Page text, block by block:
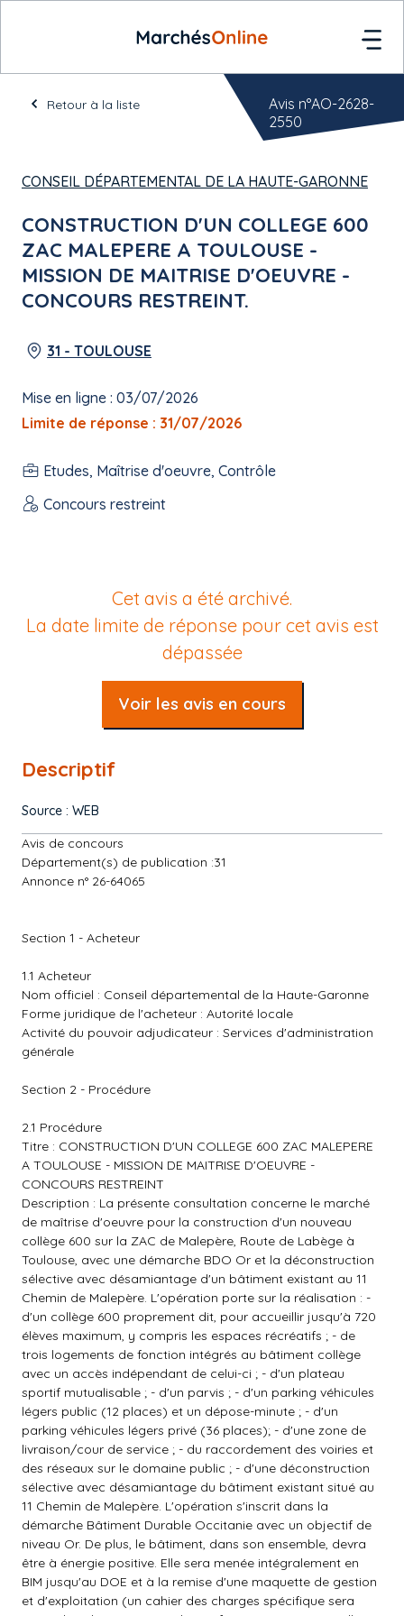
Retour à la liste
CONSEIL DÉPARTEMENTAL DE LA HAUTE-GARONNE
CONSTRUCTION D'UN COLLEGE 600
ZAC MALEPERE A TOULOUSE -
MISSION DE MAITRISE D'OEUVRE -
CONCOURS RESTREINT.
31 - TOULOUSE
Mise en ligne : 03/07/2026
Limite de réponse : 31/07/2026
Etudes, Maîtrise d'oeuvre, Contrôle
Concours restreint
Avis n°AO-2628-
2550
Cet avis a été archivé.
La date limite de réponse pour cet avis est
dépassée
Voir les avis en cours
Descriptif
Source : WEB
Avis de concours
Département(s) de publication :31
Annonce n° 26-64065
Section 1 - Acheteur
1.1 Acheteur
Nom officiel : Conseil départemental de la Haute-Garonne
Forme juridique de l'acheteur : Autorité locale
Activité du pouvoir adjudicateur : Services d'administration
générale
Section 2 - Procédure
2.1 Procédure
Titre : CONSTRUCTION D'UN COLLEGE 600 ZAC MALEPERE
A TOULOUSE - MISSION DE MAITRISE D'OEUVRE -
CONCOURS RESTREINT
Description : La présente consultation concerne le marché
de maîtrise d'oeuvre pour la construction d'un nouveau
collège 600 sur la ZAC de Malepère, Route de Labège à
Toulouse, avec une démarche BDO Or et la déconstruction
sélective avec désamiantage d'un bâtiment existant au 11
Chemin de Malepère. L'opération porte sur la réalisation : -
d'un collège 600 proprement dit, pour accueillir jusqu'à 720
élèves maximum, y compris les espaces récréatifs ; - de
trois logements de fonction intégrés au bâtiment collège
avec un accès indépendant de celui-ci ; - d'un plateau
sportif mutualisable ; - d'un parvis ; - d'un parking véhicules
légers public (12 places) et un dépose-minute ; - d'un
parking véhicules légers privé (36 places); - d'une zone de
livraison/cour de service ; - du raccordement des voiries et
des réseaux sur le domaine public ; - d'une déconstruction
sélective avec désamiantage du bâtiment existant situé au
11 Chemin de Malepère. L'opération s'inscrit dans la
démarche Bâtiment Durable Occitanie avec un objectif de
niveau Or. De plus, le bâtiment, dans son ensemble, devra
être à énergie positive. Elle sera menée intégralement en
BIM jusqu'au DOE et à la remise d'une maquette de gestion
et d'exploitation (un cahier des charges spécifique sera